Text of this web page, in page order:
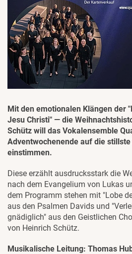
Mit den emotionalen Klängen der
Jesu Christi" — die
Schütz will das Vokalensemble
Adventwochenende auf die
einstimmen.
Diese erzählt ausdrucksstark die
nach dem Evangelium von Lukas
dem Programm stehen mit "Lobe
aus den Psalmen Davids und
gnädiglich" aus den Geistlichen
von Heinrich Schütz.
Musikalische Leitung: Thomas